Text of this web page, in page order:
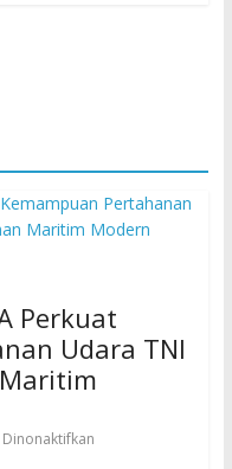
Perkuat
Udara TNI